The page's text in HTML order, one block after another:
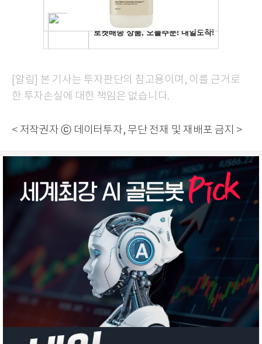
[알림] 본 기사는 투자판단의 참고용이며, 이를 근거로
한 투자손실에 대한 책임은 없습니다.
< 저작권자 ⓒ 데이터투자, 무단 전재 및 재배포 금지 >